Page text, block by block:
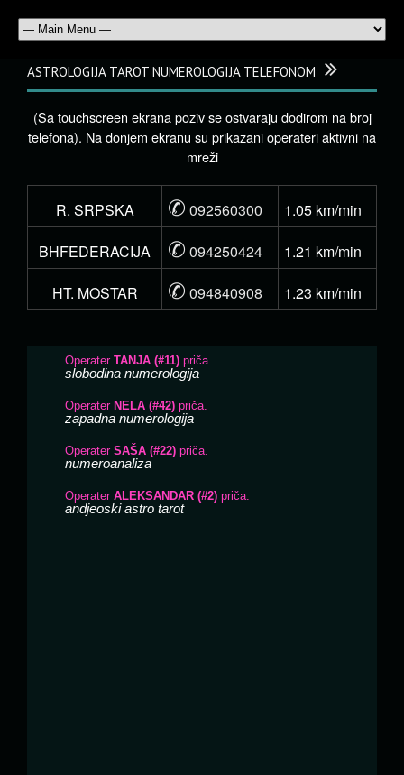
ASTROLOGIJA TAROT NUMEROLOGIJA TELEFONOM
(Sa touchscreen ekrana poziv se ostvaraju dodirom na broj
telefona). Na donjem ekranu su prikazani operateri aktivni na
mreži
R. SRPSKA ✆ 092560300
1.05 km/min
BHFEDERACIJA
✆ 094250424
1.21 km/min
HT. MOSTAR
✆ 094840908 1.23 km/min